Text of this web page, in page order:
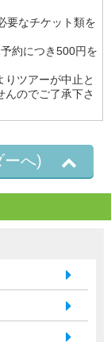
要なチケット類を
約につき500円を
ツアーが中止と
んのでご了承下さ
ーへ)